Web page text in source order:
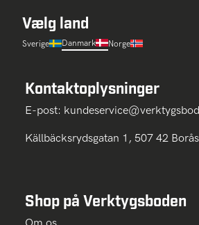
Vælg land
Sverige Danmark Norge
Kontaktoplysninger
E-post:
Källbäcksrydsgatan 1, 507 42
Shop på Verktygsboden
Om os